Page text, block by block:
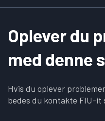
Oplever du
med denne
Hvis du oplever
bedes du kontakte FIU-it